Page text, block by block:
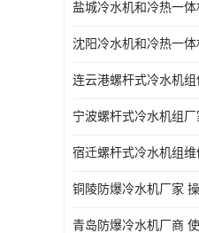
铜陵防爆冷水机厂家
青岛防爆冷水机厂商